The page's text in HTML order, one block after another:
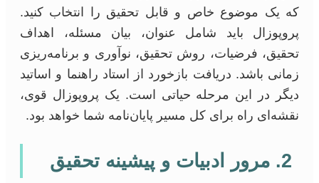
که یک موضوع خاص و قابل تحقیق را انتخاب کنید.
پروپوزال باید شامل عنوان، بیان مسئله، اهداف
تحقیق، فرضیات، روش تحقیق، نوآوری و برنامه‌ریزی
زمانی باشد. دریافت بازخورد از استاد راهنما و اساتید
دیگر در این مرحله حیاتی است. یک پروپوزال قوی،
نقشه‌ای راه برای کل مسیر پایان‌نامه شما خواهد بود.
2. مرور ادبیات و پیشینه تحقیق